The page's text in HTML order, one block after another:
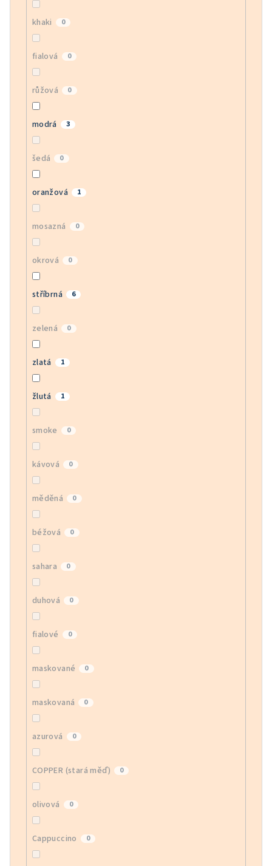
khaki 0
fialová 0
růžová 0
modrá 3
šedá 0
oranžová 1
mosazná 0
okrová 0
stříbrná 6
zelená 0
zlatá 1
žlutá 1
smoke 0
kávová 0
měděná 0
béžová 0
sahara 0
duhová 0
fialové 0
maskované 0
maskovaná 0
azurová 0
COPPER (stará měď) 0
olivová 0
Cappuccino 0